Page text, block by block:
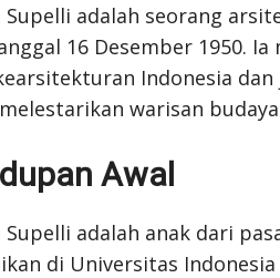
Supelli adalah seorang
16 Desember 1950.
Indonesia
warisan
Awal
Supelli adalah anak dari
di Universitas